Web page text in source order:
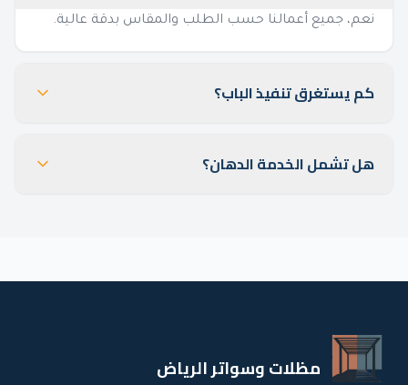
نعم، جميع أعمالنا حسب الطلب والمقاس بدقة عالية.
كم يستغرق تنفيذ الباب؟
هل تشمل الخدمة الدهان؟
مظلات وسواتر الرياض